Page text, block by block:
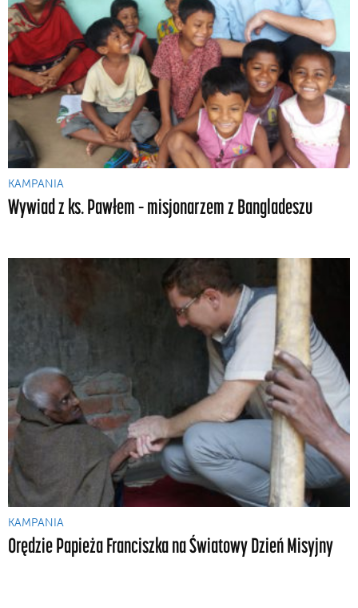
KAMPANIA
Wywiad z ks. Pawłem – misjonarzem z Bangladeszu
KAMPANIA
Orędzie Papieża Franciszka na Światowy Dzień Misyjny